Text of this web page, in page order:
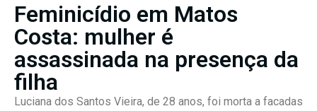
Feminicídio em Matos
Costa: mulher é
assassinada na presença da
filha
Luciana dos Santos Vieira, de 28 anos, foi morta a facadas